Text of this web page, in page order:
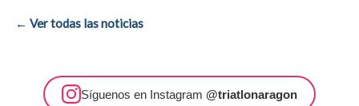
← Ver todas las noticias
Síguenos en Instagram @triatlonaragon